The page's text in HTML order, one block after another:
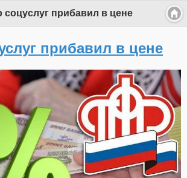
соцуслуг прибавил в цене
прибавил в цене